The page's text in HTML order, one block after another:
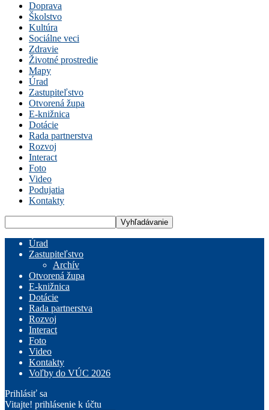
Doprava
Školstvo
Kultúra
Sociálne veci
Zdravie
Životné prostredie
Mapy
Úrad
Zastupiteľstvo
Otvorená župa
E-knižnica
Dotácie
Rada partnerstva
Rozvoj
Interact
Foto
Video
Podujatia
Kontakty
Úrad
Zastupiteľstvo
Archív
Otvorená župa
E-knižnica
Dotácie
Rada partnerstva
Rozvoj
Interact
Foto
Video
Kontakty
Voľby do VÚC 2026
Prihlásiť sa
Vitajte! prihlásenie k účtu